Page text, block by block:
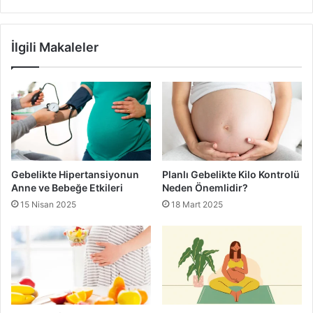
Doğum kontrol hapları
İlgili Makaleler
Gebelikte Hipertansiyonun
Anne ve Bebeğe Etkileri
15 Nisan 2025
Planlı Gebelikte Kilo Kontrolü
Neden Önemlidir?
18 Mart 2025